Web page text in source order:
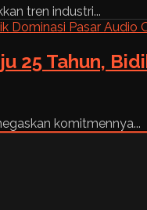
tren industri...
25 Tahun,
komitmennya...